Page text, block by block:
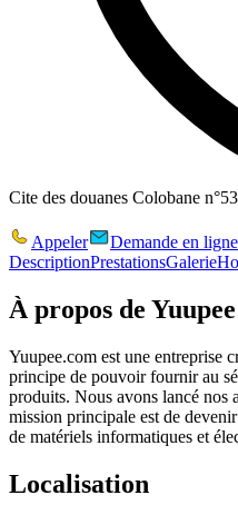
Cite des douanes Colobane
Appeler
Demande en ligne
DescriptionPrestationsGalerie
À propos de Yuupee
Yuupee.com est une entreprise
principe de pouvoir fournir au
produits. Nous avons lancé nos
mission principale est de
de matériels informatiques et
Localisation